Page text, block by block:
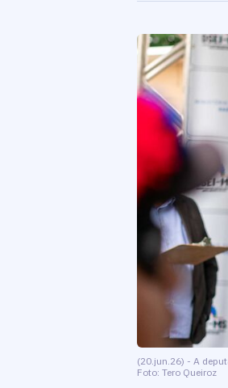
(20.jun.26) - A
Foto: Tero Queiroz